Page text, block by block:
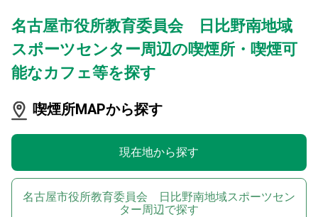
名古屋市役所教育委員会 日比野南地域
スポーツセンター周辺の喫煙所・喫煙可
能なカフェ等を探す
喫煙所MAPから探す
現在地から探す
名古屋市役所教育委員会 日比野南地域スポーツセン
ター周辺で探す